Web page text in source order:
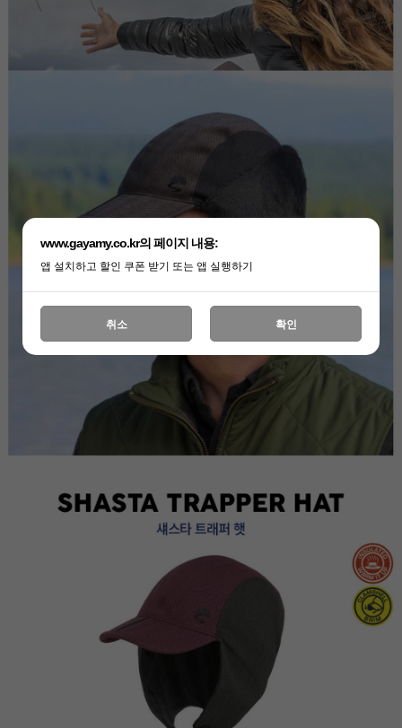
www.gayamy.co.kr의 페이지 내용:
앱 설치하고 할인 쿠폰 받기 또는 앱 실행하기
취소 확인